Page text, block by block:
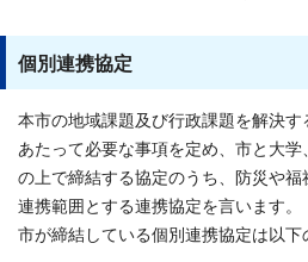
個別連携協定
本市の地域課題及び行政課題を解決
あたって必要な事項を定め、市と大
の上で締結する協定のうち、防災や
連携範囲とする連携協定を言います。
市が締結している個別連携協定は以下